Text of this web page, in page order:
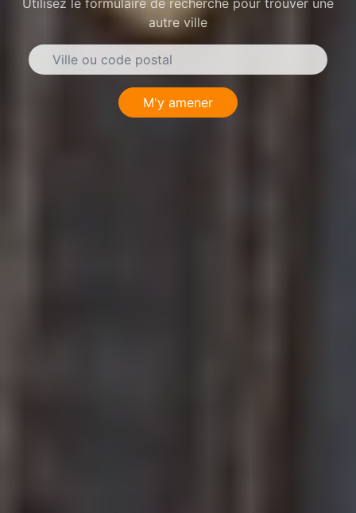
Utilisez le formulaire de recherche pour trouver une
autre ville
M'y amener